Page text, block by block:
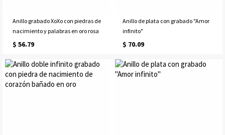
Anillo grabado XoXo con piedras de
nacimiento y palabras en oro rosa
$ 56.79
Anillo de plata con grabado "Amor
infinito"
$ 70.09